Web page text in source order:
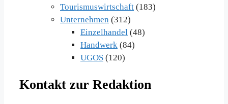
Tourismuswirtschaft (183)
Unternehmen (312)
Einzelhandel (48)
Handwerk (84)
UGOS (120)
Kontakt zur Redaktion